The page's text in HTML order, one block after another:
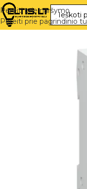
Pereiti prie naršymo
Pereiti prie pagrindinio